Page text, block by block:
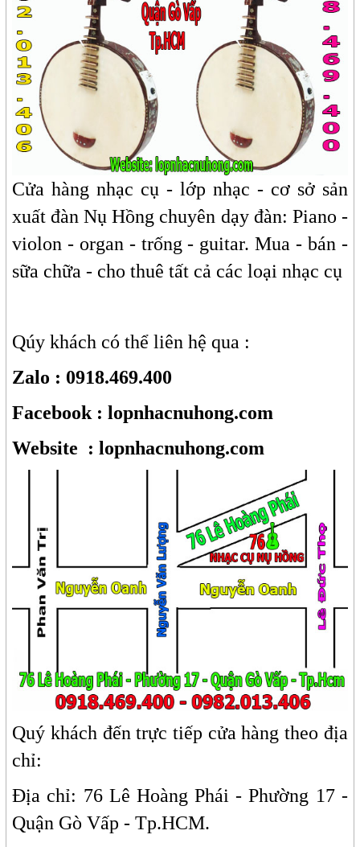
Cửa hàng nhạc cụ - lớp nhạc - cơ sở sản
xuất đàn Nụ Hồng chuyên dạy đàn: Piano -
violon - organ - trống - guitar. Mua - bán -
sữa chữa - cho thuê tất cả các loại nhạc cụ
Qúy khách có thể liên hệ qua :
Zalo : 0918.469.400
Facebook : lopnhacnuhong.com
Website : lopnhacnuhong.com
Quý khách đến trực tiếp cửa hàng theo địa
chỉ:
Địa chỉ: 76 Lê Hoàng Phái - Phường 17 -
Quận Gò Vấp - Tp.HCM.